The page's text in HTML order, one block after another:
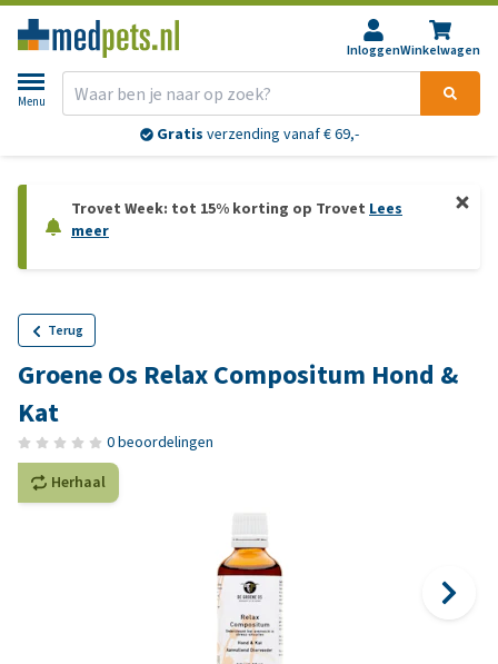
InloggenWinkelwagen
Menu
Gratis verzending vanaf € 69,-
Trovet Week: tot 15% korting op Trovet Lees
meer
Terug
Groene Os Relax Compositum Hond &
Kat
0 beoordelingen
Herhaal